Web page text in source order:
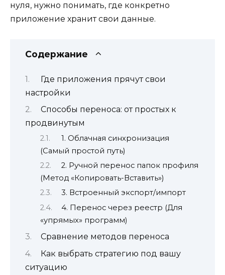
нуля, нужно понимать, где конкретно
приложение хранит свои данные.
Содержание
Где приложения прячут свои
настройки
Способы переноса: от простых к
продвинутым
1. Облачная синхронизация
(Самый простой путь)
2. Ручной перенос папок профиля
(Метод «Копировать-Вставить»)
3. Встроенный экспорт/импорт
4. Перенос через реестр (Для
«упрямых» программ)
Сравнение методов переноса
Как выбрать стратегию под вашу
ситуацию